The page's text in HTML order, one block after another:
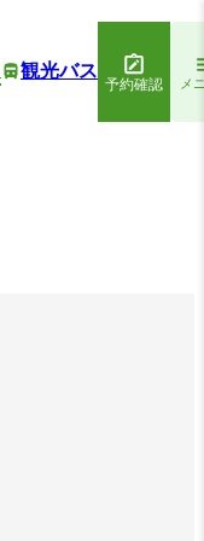
観光バス
予約確認 メ